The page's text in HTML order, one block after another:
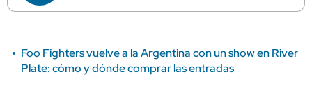
Foo Fighters vuelve a la Argentina con un show en River
Plate: cómo y dónde comprar las entradas